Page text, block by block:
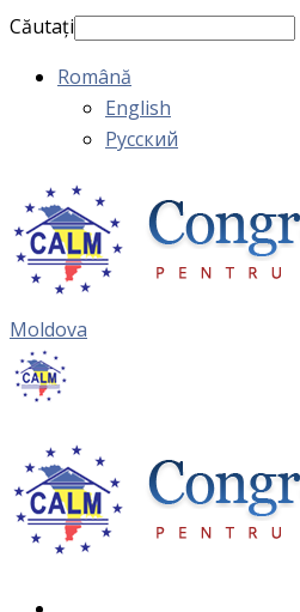
Căutați
Română
English
Русский
Moldova